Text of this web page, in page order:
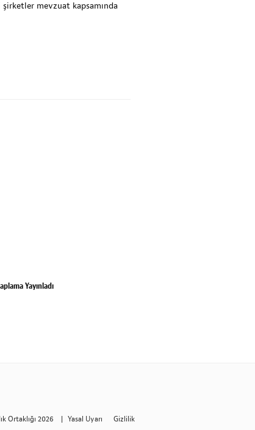
mevzuat kapsamında
Yayınladı
Ortaklığı 2026 Yasal Uyarı Gizlilik